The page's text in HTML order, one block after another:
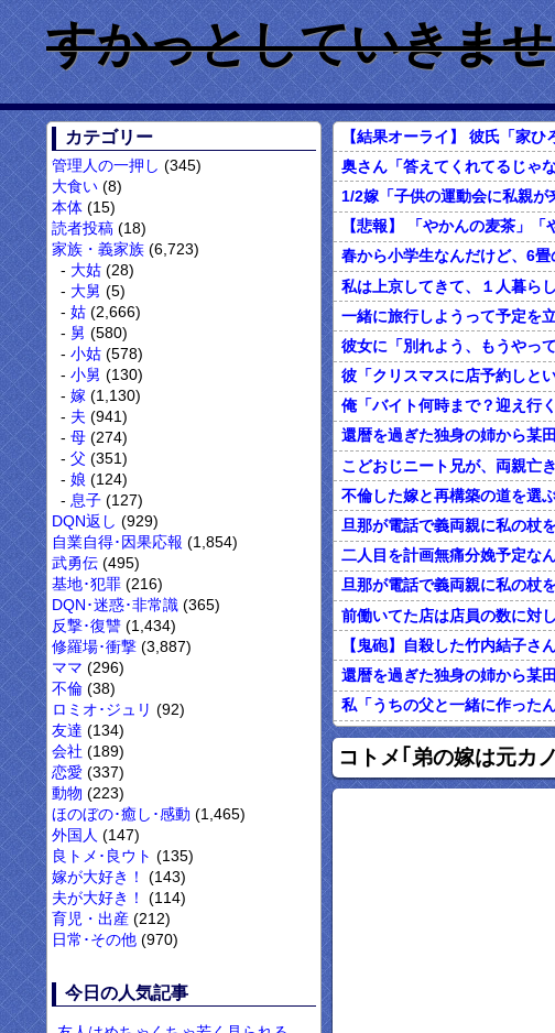
すかっとしていきま
カテゴリー
管理人の一押し (345)
大食い (8)
本体 (15)
読者投稿 (18)
家族・義家族 (6,723)
大姑(28)
大舅 (5)
姑(2,666)
舅 (580)
小姑(578)
小舅 (130)
嫁(1,130)
夫 (941)
母(274)
父 (351)
娘 (124)
息子(127)
DQN返し (929)
自業自得･因果応報 (1,854)
武勇伝 (495)
基地･犯罪 (216)
DQN･迷惑･非常識 (365)
反撃･復讐 (1,434)
修羅場･衝撃 (3,887)
ママ (296)
不倫 (38)
ロミオ･ジュリ (92)
友達 (134)
会社 (189)
恋愛 (337)
動物 (223)
ほのぼの･癒し･感動 (1,465)
外国人 (147)
良トメ･良ウト (135)
嫁が大好き！
(143)
夫が大好き！
(114)
育児・出産 (212)
日常･その他 (970)
今日の人気記事
こどおじニート兄が、両親亡
私「うちの父と一緒に作った
オレがカウンセリングに行く
コトメ｢弟の嫁は元カ